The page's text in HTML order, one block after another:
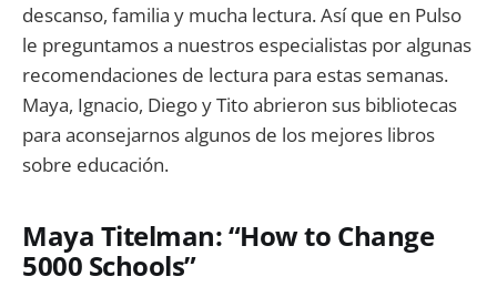
descanso, familia y mucha lectura. Así que en Pulso
le preguntamos a nuestros especialistas por algunas
recomendaciones de lectura para estas semanas.
Maya, Ignacio, Diego y Tito abrieron sus bibliotecas
para aconsejarnos algunos de los mejores libros
sobre educación.
Maya Titelman:“How to Change
5000 Schools”